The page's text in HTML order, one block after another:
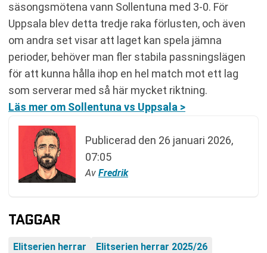
säsongsmötena vann Sollentuna med 3-0. För
Uppsala blev detta tredje raka förlusten, och även
om andra set visar att laget kan spela jämna
perioder, behöver man fler stabila passningslägen
för att kunna hålla ihop en hel match mot ett lag
som serverar med så här mycket riktning.
Läs mer om Sollentuna vs Uppsala >
Publicerad den 26 januari 2026,
07:05
Av Fredrik
TAGGAR
Elitserien herrar
Elitserien herrar 2025/26